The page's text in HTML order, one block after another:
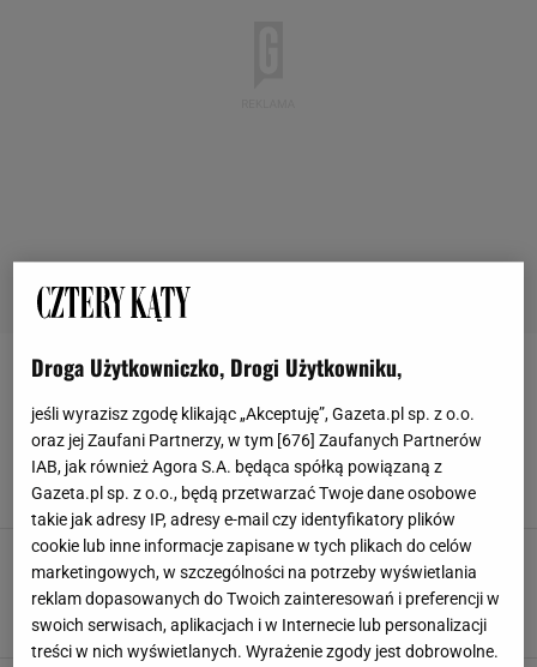
TUTORIAL
DIY prezent na święta - sposób na podarunek
od serca i... oszczędzanie. Zrób to sam!
BOŻE NARODZENIE DIY PORADY PREZENTY
Gwiazda z papieru. 5 pomysłów jak zrobić
gwiazdy z papieru
DEKORACJE DO POKOJU DEKORACJE WNĘTRZ
DIY
GWIAZDA Z PAPIERU
Droga Użytkowniczko, Drogi Użytkowniku,
jeśli wyrazisz zgodę klikając „Akceptuję”, Gazeta.pl sp. z o.o.
oraz jej Zaufani Partnerzy, w tym [676] Zaufanych Partnerów
IAB, jak również Agora S.A. będąca spółką powiązaną z
Gazeta.pl sp. z o.o., będą przetwarzać Twoje dane osobowe
takie jak adresy IP, adresy e-mail czy identyfikatory plików
cookie lub inne informacje zapisane w tych plikach do celów
marketingowych, w szczególności na potrzeby wyświetlania
reklam dopasowanych do Twoich zainteresowań i preferencji w
swoich serwisach, aplikacjach i w Internecie lub personalizacji
treści w nich wyświetlanych. Wyrażenie zgody jest dobrowolne.